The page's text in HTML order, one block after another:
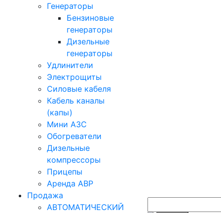
Генераторы
Бензиновые
генераторы
Дизельные
генераторы
Удлинители
Электрощиты
Силовые кабеля
Кабель каналы
(капы)
Мини АЗС
Обогреватели
Дизельные
компрессоры
Прицепы
Аренда АВР
Продажа
АВТОМАТИЧЕСКИЙ